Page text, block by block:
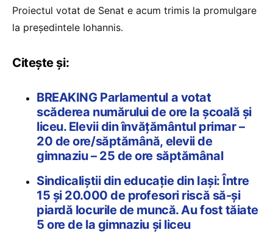
Proiectul votat de Senat e acum trimis la promulgare
la președintele Iohannis.
Citește și:
BREAKING Parlamentul a votat
scăderea numărului de ore la școală și
liceu. Elevii din învățământul primar –
20 de ore/săptămână, elevii de
gimnaziu – 25 de ore săptămânal
Sindicaliștii din educație din Iași: Între
15 și 20.000 de profesori riscă să-și
piardă locurile de muncă. Au fost tăiate
5 ore de la gimnaziu și liceu